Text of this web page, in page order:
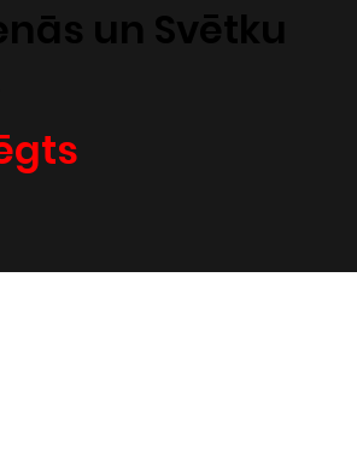
un Svētku